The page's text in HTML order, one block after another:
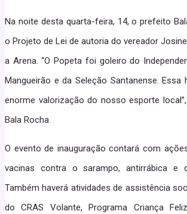
Na noite desta quarta-feira, 14, o prefeito
o Projeto de Lei de autoria do vereador
a Arena. “O Popeta foi goleiro do
Mangueirão e da Seleção Santanense. Essa
enorme valorização do nosso esporte
Bala Rocha.
O evento de inauguração contará com
vacinas contra o sarampo, antirrábica e
Também haverá atividades de assistência
do CRAS Volante, Programa Criança